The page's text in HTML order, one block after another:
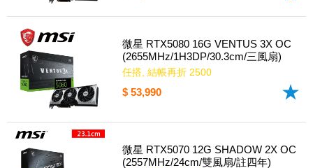
微星 RTX5080 16G VENTUS 3X OC
(2655MHz/1H3DP/30.3cm/三風扇)
任搭, 結帳再折 2500
$ 53,990
微星 RTX5070 12G SHADOW 2X OC
(2557MHz/24cm/雙風扇/註四年)